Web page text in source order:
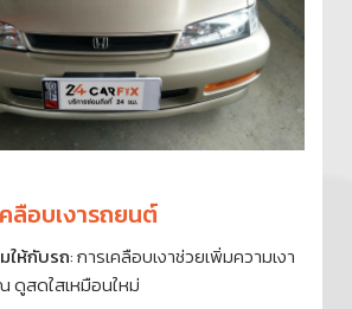
ลือบเงารถยนต์
ให้กับรถ: การเคลือบเงาช่วยเพิ่มความเงา
ดูสดใสเหมือนใหม่